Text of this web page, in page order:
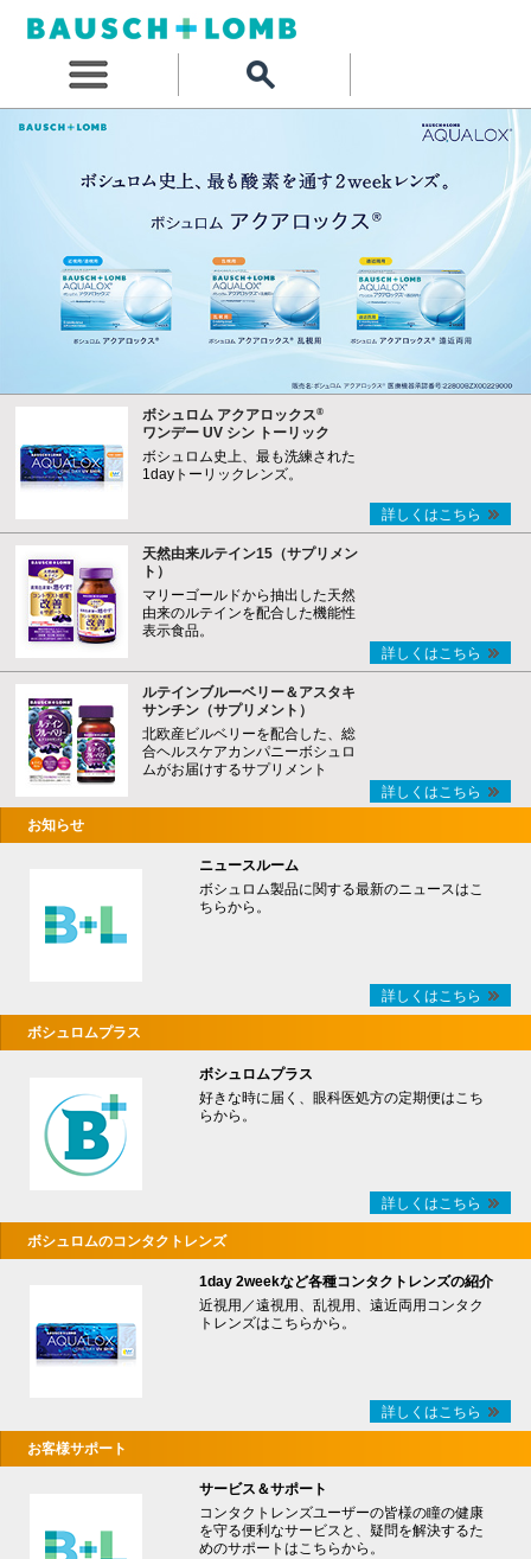
ボシュロム アクアロックス®
ワンデー UV シン トーリック
ボシュロム史上、最も洗練された
1dayトーリックレンズ。
詳しくはこちら
天然由来ルテイン15（サプリメン
ト）
マリーゴールドから抽出した天然
由来のルテインを配合した機能性
表示食品。
詳しくはこちら
ルテインブルーベリー＆アスタキ
サンチン（サプリメント）
北欧産ビルベリーを配合した、総
合ヘルスケアカンパニーボシュロ
ムがお届けするサプリメント
詳しくはこちら
お知らせ
ニュースルーム
ボシュロム製品に関する最新のニュースはこ
ちらから。
詳しくはこちら
ボシュロムプラス
ボシュロムプラス
好きな時に届く、眼科医処方の定期便はこち
らから。
詳しくはこちら
ボシュロムのコンタクトレンズ
1day 2weekなど各種コンタクトレンズの紹介
近視用／遠視用、乱視用、遠近両用コンタク
トレンズはこちらから。
詳しくはこちら
お客様サポート
サービス＆サポート
コンタクトレンズユーザーの皆様の瞳の健康
を守る便利なサービスと、疑問を解決するた
めのサポートはこちらから。